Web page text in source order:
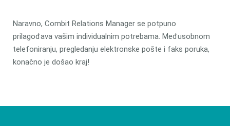
Naravno, Combit Relations Manager se potpuno
prilagođava vašim individualnim potrebama. Međusobnom
telefoniranju, pregledanju elektronske pošte i faks poruka,
konačno je došao kraj!